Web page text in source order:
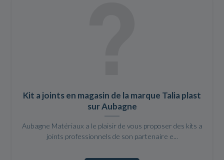
Kit a joints en magasin de la marque Talia plast
sur Aubagne
Aubagne Matériaux a le plaisir de vous proposer des kits a
joints professionnels de son partenaire e...